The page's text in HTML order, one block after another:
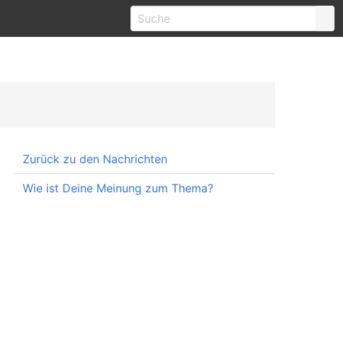
Zurück zu den Nachrichten
Wie ist Deine Meinung zum Thema?